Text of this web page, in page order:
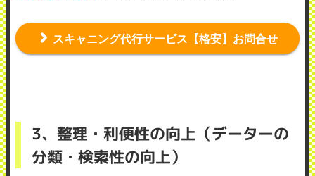
スキャニング代行サービス【格安】お問合せ
3、整理・利便性の向上（データーの
分類・検索性の向上）